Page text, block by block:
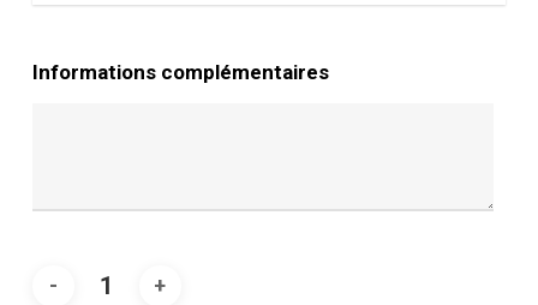
Informations complémentaires